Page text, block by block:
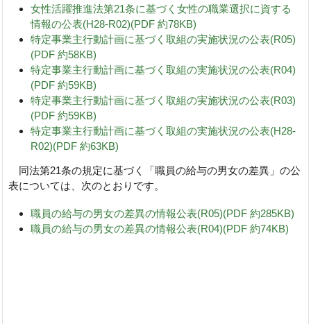
女性活躍推進法第21条に基づく女性の職業選択に資する
情報の公表(H28-R02)(PDF 約78KB)
特定事業主行動計画に基づく取組の実施状況の公表(R05)
(PDF 約58KB)
特定事業主行動計画に基づく取組の実施状況の公表(R04)
(PDF 約59KB)
特定事業主行動計画に基づく取組の実施状況の公表(R03)
(PDF 約59KB)
特定事業主行動計画に基づく取組の実施状況の公表(H28-
R02)(PDF 約63KB)
同法第21条の規定に基づく「職員の給与の男女の差異」の公
表については、次のとおりです。
職員の給与の男女の差異の情報公表(R05)(PDF 約285KB)
職員の給与の男女の差異の情報公表(R04)(PDF 約74KB)